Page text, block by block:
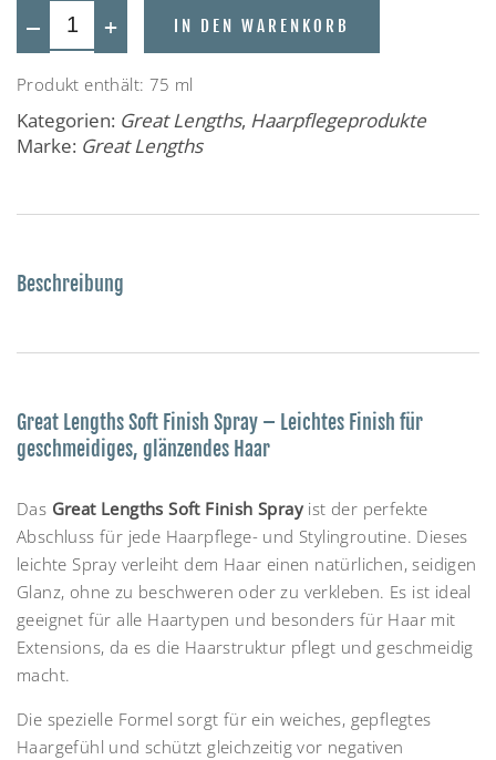
+
— IN DEN WARENKORB
Produkt enthält: 75 ml
Kategorien: Great Lengths, Haarpflegeprodukte
Marke: Great Lengths
Beschreibung
Great Lengths Soft Finish Spray – Leichtes Finish für
geschmeidiges, glänzendes Haar
Das Great Lengths Soft Finish Spray ist der perfekte
Abschluss für jede Haarpflege- und Stylingroutine. Dieses
leichte Spray verleiht dem Haar einen natürlichen, seidigen
Glanz, ohne zu beschweren oder zu verkleben. Es ist ideal
geeignet für alle Haartypen und besonders für Haar mit
Extensions, da es die Haarstruktur pflegt und geschmeidig
macht.
Die spezielle Formel sorgt für ein weiches, gepflegtes
Haargefühl und schützt gleichzeitig vor negativen